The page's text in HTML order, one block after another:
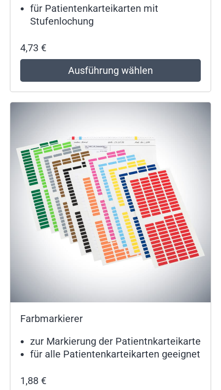
für Patientenkarteikarten mit
Stufenlochung
4,73 €
Ausführung wählen
Farbmarkierer
zur Markierung der Patientnkarteikarte
für alle Patientenkarteikarten geeignet
1,88 €